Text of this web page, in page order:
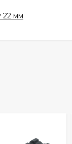
22 мм